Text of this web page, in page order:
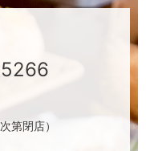
第閉店）